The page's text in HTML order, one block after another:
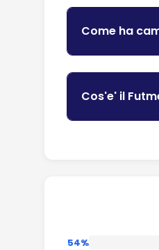
Come ha
Cos'e' il
54%